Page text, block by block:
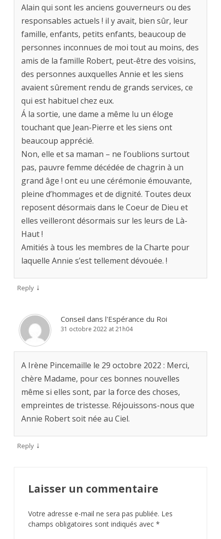
Alain qui sont les anciens gouverneurs ou des
responsables actuels ! il y avait, bien sûr, leur
famille, enfants, petits enfants, beaucoup de
personnes inconnues de moi tout au moins, des
amis de la famille Robert, peut-être des voisins,
des personnes auxquelles Annie et les siens
avaient sûrement rendu de grands services, ce
qui est habituel chez eux.
Á la sortie, une dame a même lu un éloge
touchant que Jean-Pierre et les siens ont
beaucoup apprécié.
Non, elle et sa maman – ne l’oublions surtout
pas, pauvre femme décédée de chagrin à un
grand âge ! ont eu une cérémonie émouvante,
pleine d’hommages et de dignité. Toutes deux
reposent désormais dans le Coeur de Dieu et
elles veilleront désormais sur les leurs de Là-
Haut !
Amitiés à tous les membres de la Charte pour
laquelle Annie s’est tellement dévouée. !
Reply ↓
Conseil dans l'Espérance du Roi
31 octobre 2022 at 21h04
A Irène Pincemaille le 29 octobre 2022 : Merci,
chère Madame, pour ces bonnes nouvelles
même si elles sont, par la force des choses,
empreintes de tristesse. Réjouissons-nous que
Annie Robert soit née au Ciel.
Reply ↓
Laisser un commentaire
Votre adresse e-mail ne sera pas publiée. Les
champs obligatoires sont indiqués avec *